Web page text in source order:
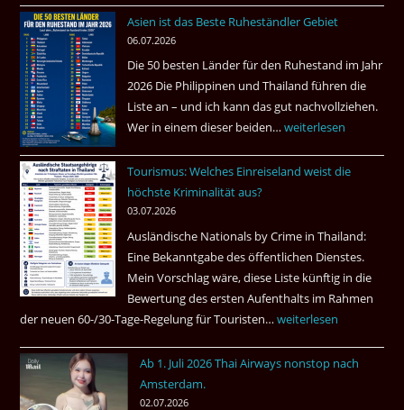
fragt
Tote
einem
Pub
Bangkok
Asien ist das Beste Ruheständler Gebiet
06.07.2026
Die 50 besten Länder für den Ruhestand im Jahr
2026 Die Philippinen und Thailand führen die
Liste an – und ich kann das gut nachvollziehen.
Wer in einem dieser beiden…Asien
das
Gebiet
weiterlesen
Tourismus: Welches Einreiseland weist die
höchste Kriminalität aus?
03.07.2026
Ausländische Nationals by Crime in Thailand:
Eine Bekanntgabe des öffentlichen Dienstes.
Mein Vorschlag wäre, diese Liste künftig in die
Bewertung des ersten Aufenthalts im Rahmen
der neuen 60-/30-Tage-Regelung für Touristen…Tourismus:
Einreiseland
weiterlesen
Ab 1. Juli 2026 Thai Airways nonstop nach
Amsterdam.
02.07.2026